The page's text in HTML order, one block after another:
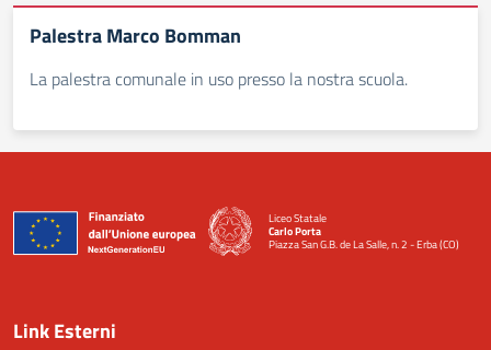
Palestra Marco Bomman
La palestra comunale in uso presso la nostra scuola.
Liceo Statale
Carlo Porta
Piazza San G.B. de La Salle, n. 2 - Erba (CO)
— Visita la pagina iniziale della scuola
Link Esterni